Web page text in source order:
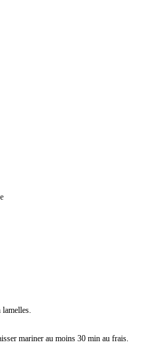
lamelles.
mariner au moins 30 min au frais.